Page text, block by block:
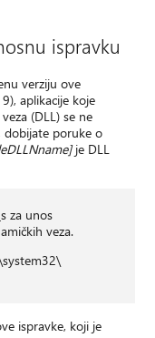
ispravku
verziju ove
aplikacije koje
(DLL) se ne
dobijate poruke o
je DLL
za unos
veza.
ispravke, koji je